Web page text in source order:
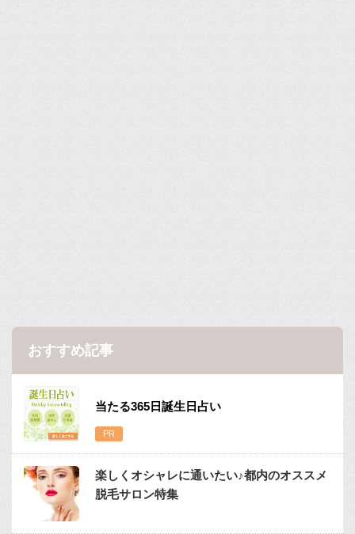
おすすめ記事
当たる365日誕生日占い
楽しくオシャレに通いたい♪都内のオススメ
脱毛サロン特集